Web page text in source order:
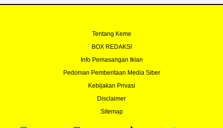
Tentang Keme
BOX REDAKSI
Info Pemasangan Iklan
Pedoman Pemberitaan Media Siber
Kebijakan Privasi
Disclaimer
Sitemap